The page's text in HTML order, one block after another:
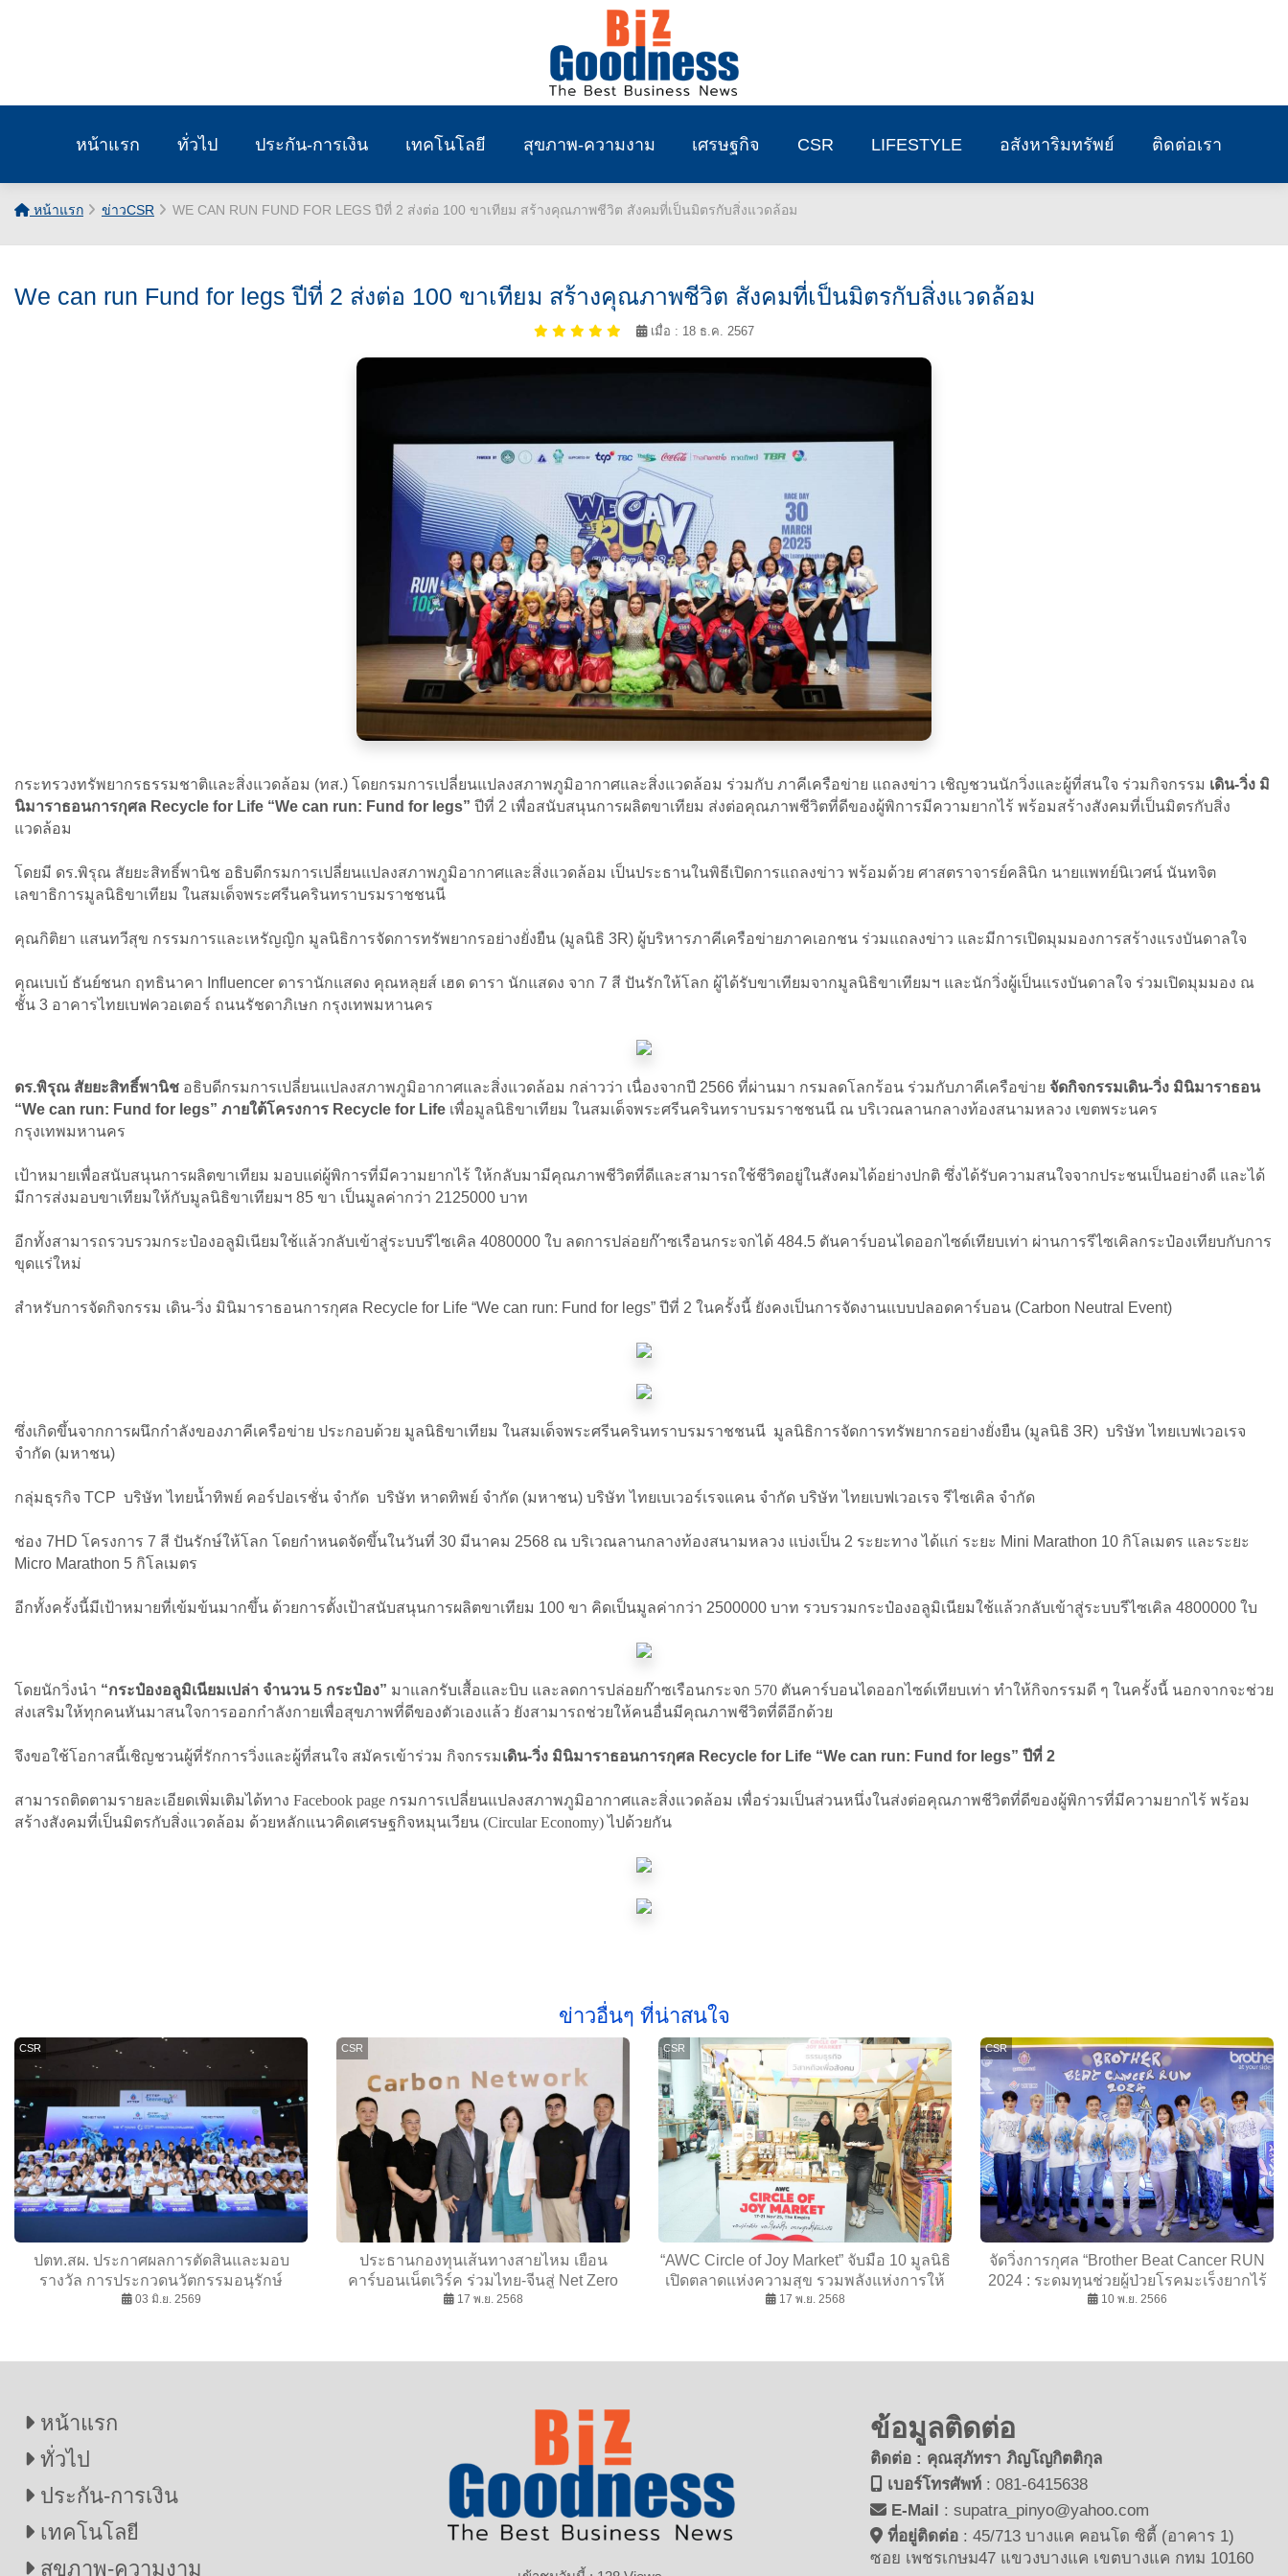
หน้าแรก ทั่วไป ประกัน-การเงิน เทคโนโลยี สุขภาพ-ความงาม เศรษฐกิจ CSR LIFESTYLE อสังหาริมทรัพย์ ติดต่อเรา
หน้าแรก ข่าวCSR WE CAN RUN FUND FOR LEGS ปีที่ 2 ส่งต่อ 100 ขาเทียม สร้างคุณภาพชีวิต สังคมที่เป็นมิตรกับสิ่งแวดล้อม
We can run Fund for legs ปีที่ 2 ส่งต่อ 100 ขาเทียม สร้างคุณภาพชีวิต สังคมที่เป็นมิตรกับสิ่งแวดล้อม
เมื่อ : 18 ธ.ค. 2567
กระทรวงทรัพยากรธรรมชาติและสิ่งแวดล้อม (ทส.) โดยกรมการเปลี่ยนแปลงสภาพภูมิอากาศและสิ่งแวดล้อม ร่วมกับ ภาคีเครือข่าย แถลงข่าว เชิญชวนนักวิ่งและผู้ที่สนใจ ร่วมกิจกรรม เดิน-วิ่ง มิ
นิมาราธอนการกุศล Recycle for Life “We can run: Fund for legs” ปีที่ 2 เพื่อสนับสนุนการผลิตขาเทียม ส่งต่อคุณภาพชีวิตที่ดีของผู้พิการมีความยากไร้ พร้อมสร้างสังคมที่เป็นมิตรกับสิ่ง
แวดล้อม
โดยมี ดร.พิรุณ สัยยะสิทธิ์พานิช อธิบดีกรมการเปลี่ยนแปลงสภาพภูมิอากาศและสิ่งแวดล้อม เป็นประธานในพิธีเปิดการแถลงข่าว พร้อมด้วย ศาสตราจารย์คลินิก นายแพทย์นิเวศน์ นันทจิต
เลขาธิการมูลนิธิขาเทียม ในสมเด็จพระศรีนครินทราบรมราชชนนี
คุณกิติยา แสนทวีสุข กรรมการและเหรัญญิก มูลนิธิการจัดการทรัพยากรอย่างยั่งยืน (มูลนิธิ 3R) ผู้บริหารภาคีเครือข่ายภาคเอกชน ร่วมแถลงข่าว และมีการเปิดมุมมองการสร้างแรงบันดาลใจ
คุณเบเบ้ ธันย์ชนก ฤทธินาคา Influencer ดารานักแสดง คุณหลุยส์ เฮด ดารา นักแสดง จาก 7 สี ปันรักให้โลก ผู้ได้รับขาเทียมจากมูลนิธิขาเทียมฯ และนักวิ่งผู้เป็นแรงบันดาลใจ ร่วมเปิดมุมมอง ณ
ชั้น 3 อาคารไทยเบฟควอเตอร์ ถนนรัชดาภิเษก กรุงเทพมหานคร
ดร.พิรุณ สัยยะสิทธิ์พานิช อธิบดีกรมการเปลี่ยนแปลงสภาพภูมิอากาศและสิ่งแวดล้อม กล่าวว่า เนื่องจากปี 2566 ที่ผ่านมา กรมลดโลกร้อน ร่วมกับภาคีเครือข่าย จัดกิจกรรมเดิน-วิ่ง มินิมาราธอน
“We can run: Fund for legs” ภายใต้โครงการ Recycle for Life เพื่อมูลนิธิขาเทียม ในสมเด็จพระศรีนครินทราบรมราชชนนี ณ บริเวณลานกลางท้องสนามหลวง เขตพระนคร
กรุงเทพมหานคร
เป้าหมายเพื่อสนับสนุนการผลิตขาเทียม มอบแด่ผู้พิการที่มีความยากไร้ ให้กลับมามีคุณภาพชีวิตที่ดีและสามารถใช้ชีวิตอยู่ในสังคมได้อย่างปกติ ซึ่งได้รับความสนใจจากประชนเป็นอย่างดี และได้
มีการส่งมอบขาเทียมให้กับมูลนิธิขาเทียมฯ 85 ขา เป็นมูลค่ากว่า 2125000 บาท
อีกทั้งสามารถรวบรวมกระป๋องอลูมิเนียมใช้แล้วกลับเข้าสู่ระบบรีไซเคิล 4080000 ใบ ลดการปล่อยก๊าซเรือนกระจกได้ 484.5 ตันคาร์บอนไดออกไซด์เทียบเท่า ผ่านการรีไซเคิลกระป๋องเทียบกับการ
ขุดแร่ใหม่
สำหรับการจัดกิจกรรม เดิน-วิ่ง มินิมาราธอนการกุศล Recycle for Life “We can run: Fund for legs” ปีที่ 2 ในครั้งนี้ ยังคงเป็นการจัดงานแบบปลอดคาร์บอน (Carbon Neutral Event)
ซึ่งเกิดขึ้นจากการผนึกกำลังของภาคีเครือข่าย ประกอบด้วย มูลนิธิขาเทียม ในสมเด็จพระศรีนครินทราบรมราชชนนี มูลนิธิการจัดการทรัพยากรอย่างยั่งยืน (มูลนิธิ 3R) บริษัท ไทยเบฟเวอเรจ
จำกัด (มหาชน)
กลุ่มธุรกิจ TCP บริษัท ไทยน้ำทิพย์ คอร์ปอเรชั่น จำกัด บริษัท หาดทิพย์ จำกัด (มหาชน) บริษัท ไทยเบเวอร์เรจแคน จำกัด บริษัท ไทยเบฟเวอเรจ รีไซเคิล จำกัด
ช่อง 7HD โครงการ 7 สี ปันรักษ์ให้โลก โดยกำหนดจัดขึ้นในวันที่ 30 มีนาคม 2568 ณ บริเวณลานกลางท้องสนามหลวง แบ่งเป็น 2 ระยะทาง ได้แก่ ระยะ Mini Marathon 10 กิโลเมตร และระยะ
Micro Marathon 5 กิโลเมตร
อีกทั้งครั้งนี้มีเป้าหมายที่เข้มข้นมากขึ้น ด้วยการตั้งเป้าสนับสนุนการผลิตขาเทียม 100 ขา คิดเป็นมูลค่ากว่า 2500000 บาท รวบรวมกระป๋องอลูมิเนียมใช้แล้วกลับเข้าสู่ระบบรีไซเคิล 4800000 ใบ
โดยนักวิ่งนำ “กระป๋องอลูมิเนียมเปล่า จำนวน 5 กระป๋อง” มาแลกรับเสื้อและบิบ และลดการปล่อยก๊าซเรือนกระจก 570 ตันคาร์บอนไดออกไซด์เทียบเท่า ทำให้กิจกรรมดี ๆ ในครั้งนี้ นอกจากจะช่วย
ส่งเสริมให้ทุกคนหันมาสนใจการออกกำลังกายเพื่อสุขภาพที่ดีของตัวเองแล้ว ยังสามารถช่วยให้คนอื่นมีคุณภาพชีวิตที่ดีอีกด้วย
จึงขอใช้โอกาสนี้เชิญชวนผู้ที่รักการวิ่งและผู้ที่สนใจ สมัครเข้าร่วม กิจกรรมเดิน-วิ่ง มินิมาราธอนการกุศล Recycle for Life “We can run: Fund for legs” ปีที่ 2
สามารถติดตามรายละเอียดเพิ่มเติมได้ทาง Facebook page กรมการเปลี่ยนแปลงสภาพภูมิอากาศและสิ่งแวดล้อม เพื่อร่วมเป็นส่วนหนึ่งในส่งต่อคุณภาพชีวิตที่ดีของผู้พิการที่มีความยากไร้ พร้อม
สร้างสังคมที่เป็นมิตรกับสิ่งแวดล้อม ด้วยหลักแนวคิดเศรษฐกิจหมุนเวียน (Circular Economy) ไปด้วยกัน
ข่าวอื่นๆ ที่น่าสนใจ
CSR
ปตท.สผ. ประกาศผลการตัดสินและมอบ
รางวัล การประกวดนวัตกรรมอนุรักษ์
ทรัพยากรทางทะเล โครงการ PTTEP
03 มิ.ย. 2569
CSR
ประธานกองทุนเส้นทางสายไหม เยือน
คาร์บอนเน็ตเวิร์ค ร่วมไทย-จีนสู่ Net Zero
เศรษฐกิจสีเขียว
17 พ.ย. 2568
CSR
“AWC Circle of Joy Market” จับมือ 10 มูลนิธิ
เปิดตลาดแห่งความสุข รวมพลังแห่งการให้
17 พ.ย. 2568
CSR
จัดวิ่งการกุศล “Brother Beat Cancer RUN
2024 : ระดมทุนช่วยผู้ป่วยโรคมะเร็งยากไร้
รพ.รามาฯ ครั้งที่ 10
10 พ.ย. 2566
หน้าแรก
ทั่วไป
ประกัน-การเงิน
เทคโนโลยี
สุขภาพ-ความงาม
ข้อมูลติดต่อ
ติดต่อ : คุณสุภัทรา ภิญโญกิตติกุล
เบอร์โทรศัพท์: 081-6415638
E-Mail : supatra_pinyo@yahoo.com
ที่อยู่ติดต่อ: 45/713 บางแค คอนโด ซิตี้ (อาคาร 1)
ซอย เพชรเกษม47 แขวงบางแค เขตบางแค กทม 10160